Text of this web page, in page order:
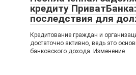
кредиту ПриватБанка:
последствия для
Кредитование граждан и
достаточно активно, ведь это
банковского дохода. Изменение